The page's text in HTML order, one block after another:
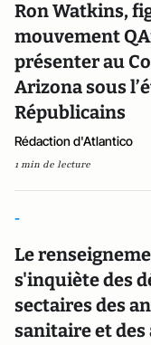
Ron Watkins,
mouvement
présenter au
Arizona sous
Républicains
Rédaction d'Atlantico
1 min de lecture
-
Le
s'inquiète des
sectaires des
sanitaire et